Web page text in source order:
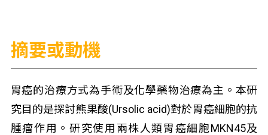
摘要或動機
胃癌的治療方式為手術及化學藥物治療為主。本研
究目的是探討熊果酸(Ursolic acid)對於胃癌細胞的抗
腫瘤作用。研究使用兩株人類胃癌細胞MKN45及